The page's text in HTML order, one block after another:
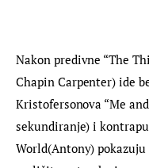
Nakon predivne “The
Chapin Carpenter) ide
Kristofersonova “Me
sekundiranje) i
World(Antony)